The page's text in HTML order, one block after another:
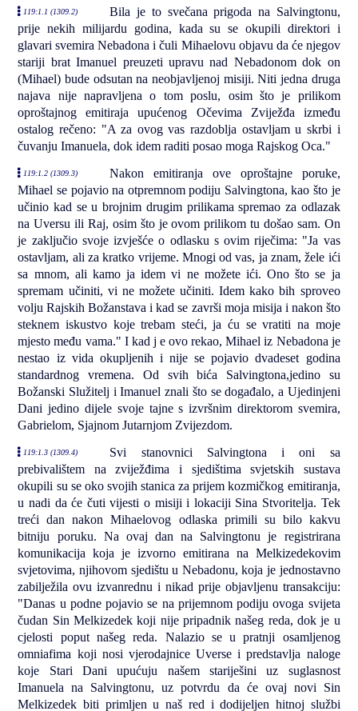
119:1.1 (1309.2)
Bila je to svečana prigoda na Salvingtonu,
prije nekih milijardu godina, kada su se okupili direktori i
glavari svemira Nebadona i čuli Mihaelovu objavu da će njegov
stariji brat Imanuel preuzeti upravu nad Nebadonom dok on
(Mihael) bude odsutan na neobjavljenoj misiji. Niti jedna druga
najava nije napravljena o tom poslu, osim što je prilikom
oproštajnog emitiraja upućenog Očevima Zviježđa između
ostalog rečeno: "A za ovog vas razdoblja ostavljam u skrbi i
čuvanju Imanuela, dok idem raditi posao moga Rajskog Oca."
119:1.2 (1309.3)
Nakon emitiranja ove oproštajne poruke,
Mihael se pojavio na otpremnom podiju Salvingtona, kao što je
učinio kad se u brojnim drugim prilikama spremao za odlazak
na Uversu ili Raj, osim što je ovom prilikom tu došao sam. On
je zaključio svoje izvješće o odlasku s ovim riječima: "Ja vas
ostavljam, ali za kratko vrijeme. Mnogi od vas, ja znam, žele ići
sa mnom, ali kamo ja idem vi ne možete ići. Ono što se ja
spremam učiniti, vi ne možete učiniti. Idem kako bih sproveo
volju Rajskih Božanstava i kad se završi moja misija i nakon što
steknem iskustvo koje trebam steći, ja ću se vratiti na moje
mjesto među vama." I kad j e ovo rekao, Mihael iz Nebadona je
nestao iz vida okupljenih i nije se pojavio dvadeset godina
standardnog vremena. Od svih bića Salvingtona,jedino su
Božanski Služitelj i Imanuel znali što se događalo, a Ujedinjeni
Dani jedino dijele svoje tajne s izvršnim direktorom svemira,
Gabrielom, Sjajnom Jutarnjom Zvijezdom.
119:1.3 (1309.4)
Svi stanovnici Salvingtona i oni sa
prebivalištem na zviježđima i sjedištima svjetskih sustava
okupili su se oko svojih stanica za prijem kozmičkog emitiranja,
u nadi da će čuti vijesti o misiji i lokaciji Sina Stvoritelja. Tek
treći dan nakon Mihaelovog odlaska primili su bilo kakvu
bitniju poruku. Na ovaj dan na Salvingtonu je registrirana
komunikacija koja je izvorno emitirana na Melkizedekovim
svjetovima, njihovom sjedištu u Nebadonu, koja je jednostavno
zabilježila ovu izvanrednu i nikad prije objavljenu transakciju:
"Danas u podne pojavio se na prijemnom podiju ovoga svijeta
čudan Sin Melkizedek koji nije pripadnik našeg reda, dok je u
cjelosti poput našeg reda. Nalazio se u pratnji osamljenog
omniafima koji nosi vjerodajnice Uverse i predstavlja naloge
koje Stari Dani upućuju našem stariješini uz suglasnost
Imanuela na Salvingtonu, uz potvrdu da će ovaj novi Sin
Melkizedek biti primljen u naš red i dodijeljen hitnoj službi